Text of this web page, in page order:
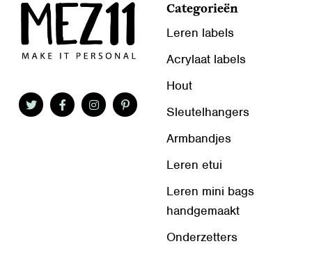
Categorieën
Leren labels
Acrylaat labels
Hout
Sleutelhangers
Armbandjes
Leren etui
Leren mini bags
handgemaakt
Onderzetters